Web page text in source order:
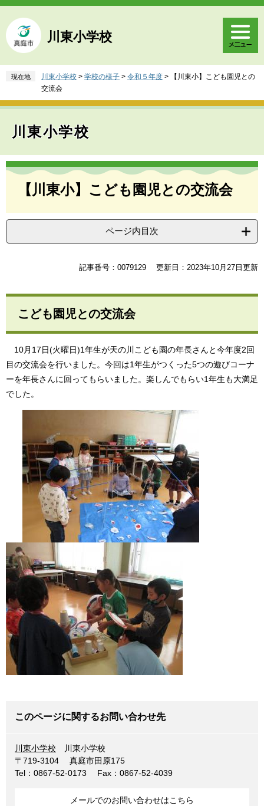
ペ
ジ
の
頭
。
メ
ュ
ー
飛
て
川東小学校
現在地 川東小学校 > 学校の様子 > 令和５年度 >
【川東小】こども園児との
交流会
川東小学校
本
【川東小】こども園児との交流会
ページ内目次
記事番号：0079129 更新日：2023年10月27日更新
こども園児との交流会
10月17日(火曜日)1年生が天の川こども園の年長さんと今年度2回
目の交流会を行いました。今回は1年生がつくった5つの遊びコーナ
ーを年長さんに回ってもらいました。楽しんでもらい1年生も大満足
でした。
このページに関するお問い合わせ先
川東小学校
川東小学校
〒719-3104
真庭市田原175
Tel：0867-52-0173
Fax：0867-52-4039
メールでのお問い合わせはこちら